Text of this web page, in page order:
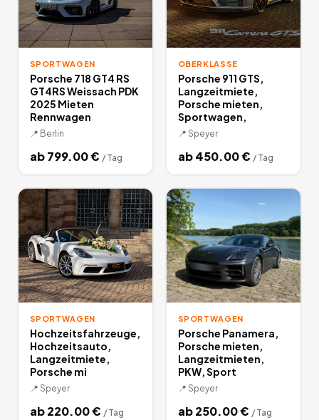
SPORTWAGEN
Porsche 718 GT4 RS
GT4RS Weissach PDK
2025 Mieten
Rennwagen
📍 Berlin
ab799.00€ / Tag
OBERKLASSE
Porsche 911 GTS,
Langzeitmiete,
Porsche mieten,
Sportwagen,
📍 Speyer
ab450.00€ / Tag
SPORTWAGEN
Hochzeitsfahrzeuge,
Hochzeitsauto,
Langzeitmiete,
Porsche mi
📍 Speyer
ab220.00€ / Tag
SPORTWAGEN
Porsche Panamera,
Porsche mieten,
Langzeitmieten,
PKW, Sport
📍 Speyer
ab250.00€ / Tag